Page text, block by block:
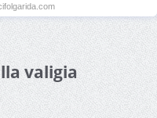
valigia